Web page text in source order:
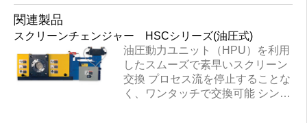
関連製品
スクリーンチェンジャー HSCシリーズ(油圧式)
油圧動力ユニット（HPU）を利用
したスムーズで素早いスクリーン
交換 プロセス流を停止することな
く、ワンタッチで交換可能 シンプ